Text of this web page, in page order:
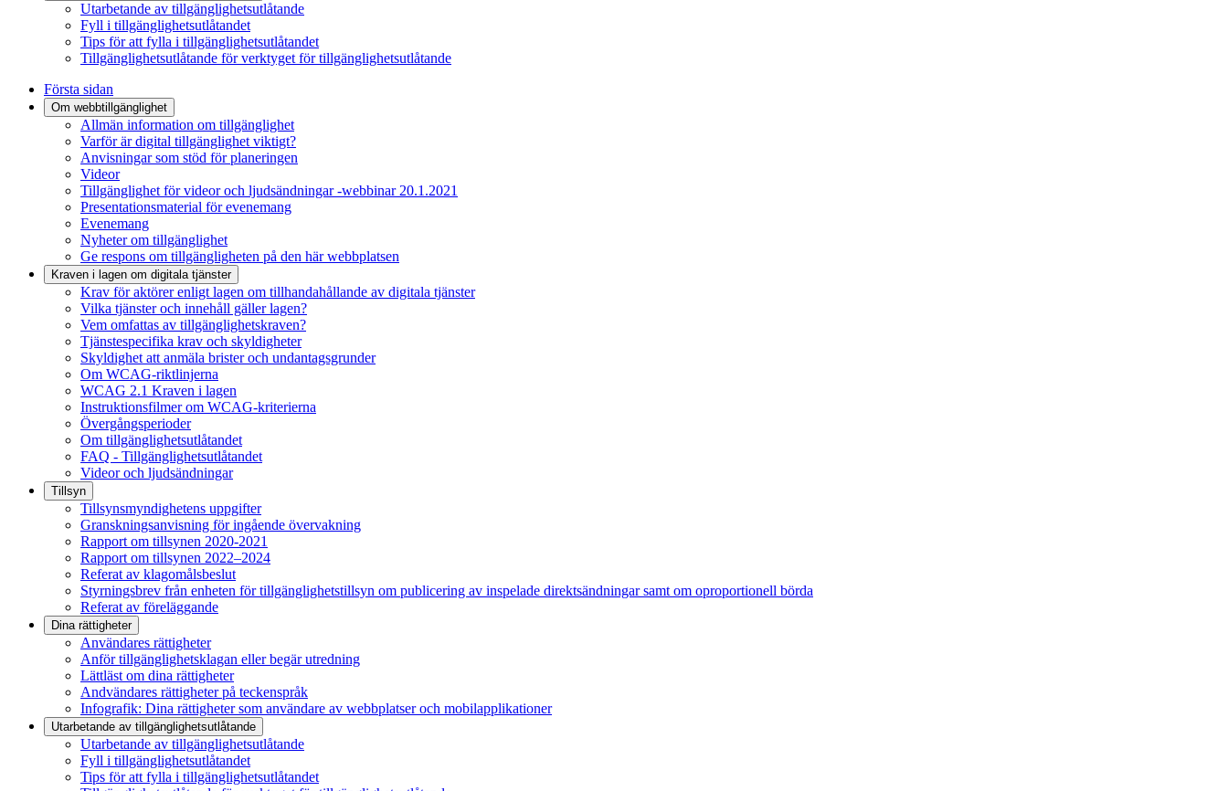
Utarbetande av tillgänglighetsutlåtande
Fyll i tillgänglighetsutlåtandet
Tips för att fylla i tillgänglighetsutlåtandet
Tillgänglighetsutlåtande för verktyget för tillgänglighetsutlåtande
Första sidan
Om webbtillgänglighet
Allmän information om tillgänglighet
Varför är digital tillgänglighet viktigt?
Anvisningar som stöd för planeringen
Videor
Tillgänglighet för videor och ljudsändningar -webbinar 20.1.2021
Presentationsmaterial för evenemang
Evenemang
Nyheter om tillgänglighet
Ge respons om tillgängligheten på den här webbplatsen
Kraven i lagen om digitala tjänster
Krav för aktörer enligt lagen om tillhandahållande av digitala tjänster
Vilka tjänster och innehåll gäller lagen?
Vem omfattas av tillgänglighetskraven?
Tjänstespecifika krav och skyldigheter
Skyldighet att anmäla brister och undantagsgrunder
Om WCAG-riktlinjerna
WCAG 2.1 Kraven i lagen
Instruktionsfilmer om WCAG-kriterierna
Övergångsperioder
Om tillgänglighetsutlåtandet
FAQ - Tillgänglighetsutlåtandet
Videor och ljudsändningar
Tillsyn
Tillsynsmyndighetens uppgifter
Granskningsanvisning för ingående övervakning
Rapport om tillsynen 2020-2021
Rapport om tillsynen 2022–2024
Referat av klagomålsbeslut
Styrningsbrev från enheten för tillgänglighetstillsyn om publicering av inspelade direktsändningar samt om oproportionell börda
Referat av föreläggande
Dina rättigheter
Användares rättigheter
Anför tillgänglighetsklagan eller begär utredning
Lättläst om dina rättigheter
Andvändares rättigheter på teckenspråk
Infografik: Dina rättigheter som användare av webbplatser och mobilapplikationer
Utarbetande av tillgänglighets­utlåtande
Utarbetande av tillgänglighetsutlåtande
Fyll i tillgänglighetsutlåtandet
Tips för att fylla i tillgänglighetsutlåtandet